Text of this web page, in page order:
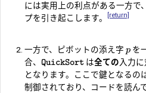
には実用上の利点がある一方で
プを引き起こします。
[return]
一方で、ピボットの添え字 p を
合、 QuickSort は全ての入力
となります。ここで鍵となるの
制御されており、コードを読ん